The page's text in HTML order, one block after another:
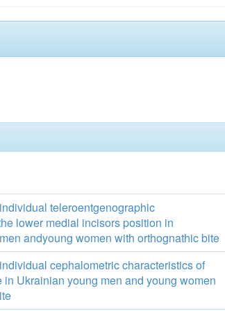
teleroentgenographic
lower medial incisors position in
andyoung women with orthognathic bite
cephalometric characteristics of
Ukrainian young men and young women